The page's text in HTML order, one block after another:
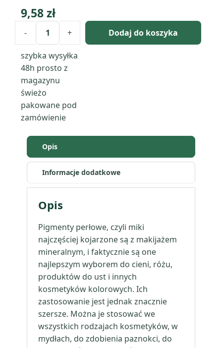
9,58zł
- + Dodaj do koszyka
szybka wysyłka
48h prosto z
magazynu
świeżo
pakowane pod
zamówienie
Opis
Informacje dodatkowe
Opis
Pigmenty perłowe, czyli miki
najczęściej kojarzone są z makijażem
mineralnym, i faktycznie są one
najlepszym wyborem do cieni, różu,
produktów do ust i innych
kosmetyków kolorowych. Ich
zastosowanie jest jednak znacznie
szersze. Można je stosować we
wszystkich rodzajach kosmetyków, w
mydłach, do zdobienia paznokci, do